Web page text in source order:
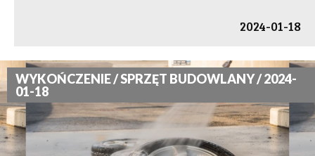
2024-01-18
WYKOŃCZENIE / SPRZĘT BUDOWLANY / 2024-
01-18